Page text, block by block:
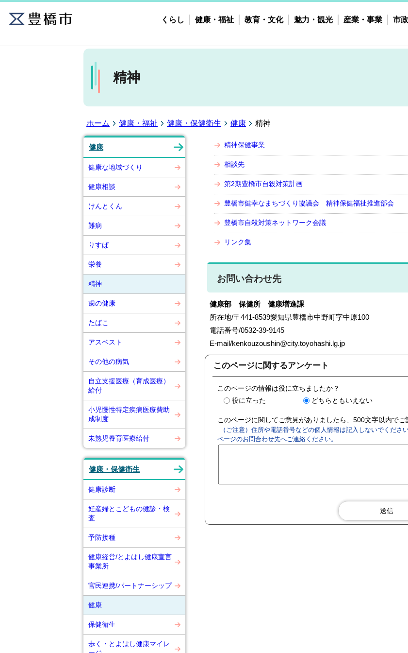
くらし 健康・福祉 教育・文化 魅力・観光 産業・事業 市
精神
ホーム 健康・福祉 健康・保健衛生 健康 精神
健康
健康な地域づくり
健康相談
けんとくん
難病
りすぱ
栄養
精神
歯の健康
たばこ
アスベスト
その他の病気
自立支援医療（育成医療）
給付
小児慢性特定疾病医療費助
成制度
未熟児養育医療給付
健康・保健衛生
健康診断
妊産婦とこどもの健診・検
査
予防接種
健康経営/とよはし健康宣言
事業所
官民連携/パートナーシップ
健康
保健衛生
歩く・とよはし健康マイレ
精神保健事業
相談先
第2期豊橋市自殺対策計画
豊橋市健幸なまちづくり協議会 精神保健福祉推進部会
豊橋市自殺対策ネットワーク会議
リンク集
お問い合わせ先
健康部 保健所 健康増進課
所在地/〒441-8539愛知県豊橋市中野町字中原100
電話番号/0532-39-9145
E-mail/kenkouzoushin@city.toyohashi.lg.jp
このページに関するアンケート
このページの情報は役に立ちましたか？
役に立った
どちらともいえない
このページに関してご意見がありましたら、500文字以内でご
（ご注意）住所や電話番号などの個人情報は記入しないでくだ
ページのお問合わせ先へご連絡ください。